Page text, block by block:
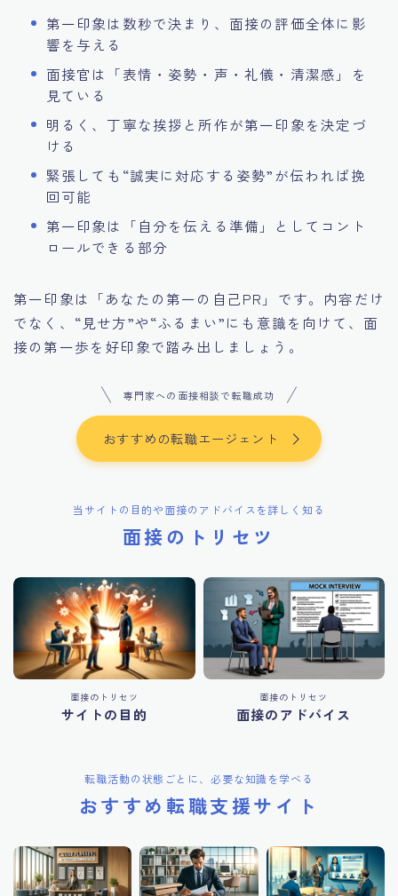
第一印象は数秒で決まり、面接の評価全体に影
響を与える
面接官は「表情・姿勢・声・礼儀・清潔感」を
見ている
明るく、丁寧な挨拶と所作が第一印象を決定づ
ける
緊張しても“誠実に対応する姿勢”が伝われば挽
回可能
第一印象は「自分を伝える準備」としてコント
ロールできる部分
第一印象は「あなたの第一の自己PR」です。内容だけ
でなく、“見せ方”や“ふるまい”にも意識を向けて、面
接の第一歩を好印象で踏み出しましょう。
専門家への面接相談で転職成功
おすすめの転職エージェント
当サイトの目的や面接のアドバイスを詳しく知る
面接のトリセツ
面接のトリセツ
サイトの目的
面接のトリセツ
面接のアドバイス
転職活動の状態ごとに、必要な知識を学べる
おすすめ転職支援サイト